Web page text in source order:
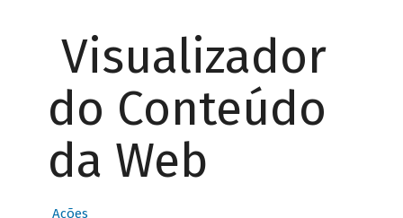
Visualizador
do Conteúdo
da Web
Ações